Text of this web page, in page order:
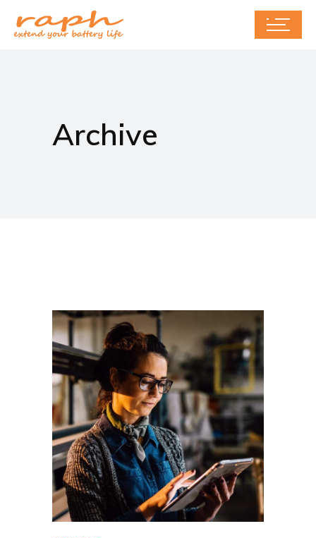
Archive